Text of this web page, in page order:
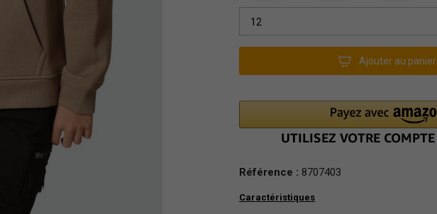
12
Ajouter au panier
Référence : 8707403
Caractéristiques